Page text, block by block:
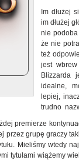
Im dłużej
im dłużej
nie podoba
że nie
też
jest wbrew
Blizzarda
idealne,
lepiej,
trudno
premierze
grupę graczy
Mieliśmy wtedy
tytułami wiążemy